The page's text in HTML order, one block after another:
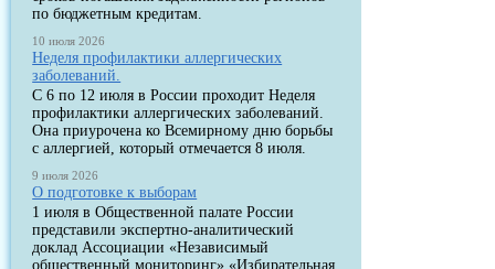
по бюджетным кредитам.
10 июля 2026
Неделя профилактики аллергических
заболеваний.
С 6 по 12 июля в России проходит Неделя
профилактики аллергических заболеваний.
Она приурочена ко Всемирному дню борьбы
с аллергией, который отмечается 8 июля.
9 июля 2026
О подготовке к выборам
1 июля в Общественной палате России
представили экспертно-аналитический
доклад Ассоциации «Независимый
общественный мониторинг» «Избирательная